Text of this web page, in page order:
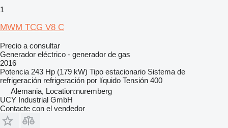
1
MWM TCG V8 C
Precio a consultar
Generador eléctrico - generador de gas
2016
Potencia 243 Hp (179 kW) Tipo estacionario Sistema de
refrigeración refrigeración por líquido Tensión 400
Alemania, Location:nuremberg
UCY Industrial GmbH
Contacte con el vendedor